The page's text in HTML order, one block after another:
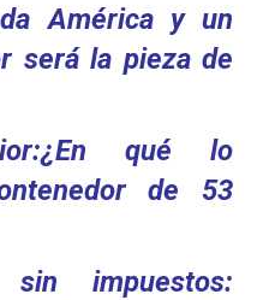
América y un
será la pieza de
qué lo
de 53
impuestos: